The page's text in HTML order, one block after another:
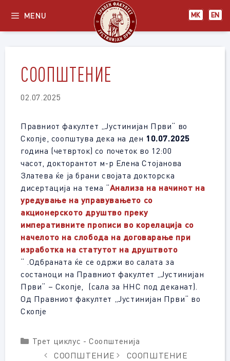
content
МК EN
MENU
СООПШТЕНИЕ
02.07.2025
Правниот факултет „Јустинијан Први“ во
Скопје, соопштува дека на ден 10.07.2025
година (четврток) со почеток во 12:00
часот, докторантот м-р Елена Стојанова
Златева ќе ја брани својата докторска
дисертација на тема “Анализа на начинот на
уредување на управувањето со
акционерското друштво преку
императивните прописи во корелација со
начелото на слобода на договарање при
изработка на статутот на друштвото
“ .Одбраната ќе се одржи во салата за
состаноци на Правниот факултет „Јустинијан
Први“ – Скопје, (сала за ННС под деканат).
Од Правниот факултет „Јустинијан Први“ во
Скопје
Categories
Трет циклус - Соопштенија
СООПШТЕНИЕ
СООПШТЕНИЕ